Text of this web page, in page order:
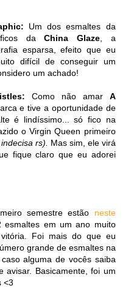
Um dos esmaltes da
daChina Glaze , a
esparsa, efeito que eu
difícil de conseguir um
um achado!
Como não amar A
e tive a oportunidade de
é lindíssimo... só fico na
o Virgin Queen primeiro
rs). Mas sim, ele virá
fique claro que eu adorei
semestre estão neste
esmaltes em um ano muito
Foi mais do que eu
grande de esmaltes na
alguma de vocês saiba
avisar. Basicamente, foi um
<3